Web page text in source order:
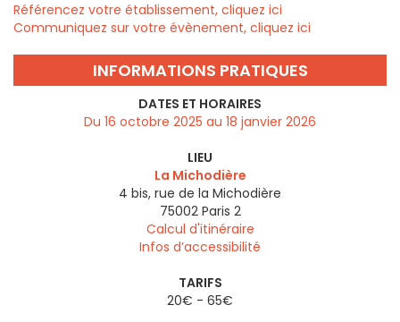
Référencez votre établissement, cliquez ici
Communiquez sur votre évènement, cliquez ici
INFORMATIONS PRATIQUES
DATES ET HORAIRES
Du 16 octobre 2025 au 18 janvier 2026
LIEU
La Michodière
4 bis, rue de la Michodière
75002 Paris 2
Calcul d'itinéraire
Infos d’accessibilité
TARIFS
20€ - 65€